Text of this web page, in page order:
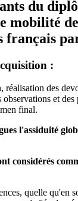
du
mobilité
français
:
réalisation des
et des
final.
l'assiduité
considérés
quelle qu'en